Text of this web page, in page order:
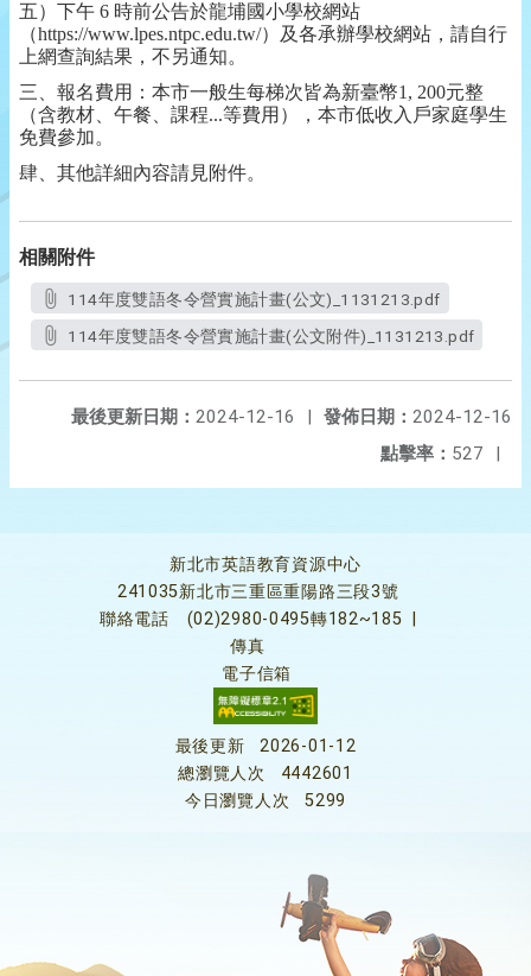
五）下午 6 時前公告於龍埔國小學校網站
（https://www.lpes.ntpc.edu.tw/）及各承辦學校網站，請自行
上網查詢結果，不另通知。
三、報名費用：本市一般生每梯次皆為新臺幣1, 200元整
（含教材、午餐、課程...等費用），本市低收入戶家庭學生
免費參加。
肆、其他詳細內容請見附件。
相關附件
114年度雙語冬令營實施計畫(公文)_1131213.pdf
114年度雙語冬令營實施計畫(公文附件)_1131213.pdf
發佈日期： 2024-12-16
最後更新日期： 2024-12-16
|
點擊率： 527 |
新北市英語教育資源中心
241035新北市三重區重陽路三段3號
聯絡電話
(02)2980-0495轉182~185
傳真
電子信箱
最後更新
2026-01-12
總瀏覽人次
4442601
今日瀏覽人次
5299